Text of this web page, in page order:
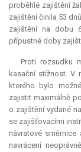
proběhlé zajištění
zajištění činila 53
zajištění na dobu
přípustné doby
Proti rozsudku
kasační stížnost. V
kterého bylo
zajistit maximálně
o zajištění vydané
se zajišťovacími
návratové
navrácení